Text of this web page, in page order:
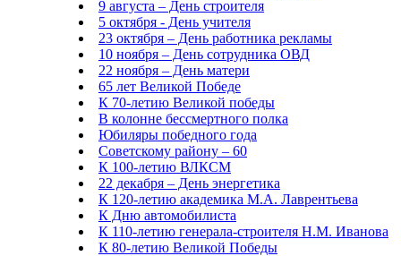
9 августа – День строителя
5 октября - День учителя
23 октября – День работника рекламы
10 ноября – День сотрудника ОВД
22 ноября – День матери
65 лет Великой Победе
К 70-летию Великой победы
В колонне бессмертного полка
Юбиляры победного года
Советскому району – 60
К 100-летию ВЛКСМ
22 декабря – День энергетика
К 120-летию академика М.А. Лаврентьева
К Дню автомобилиста
К 110-летию генерала-строителя Н.М. Иванова
К 80-летию Великой Победы